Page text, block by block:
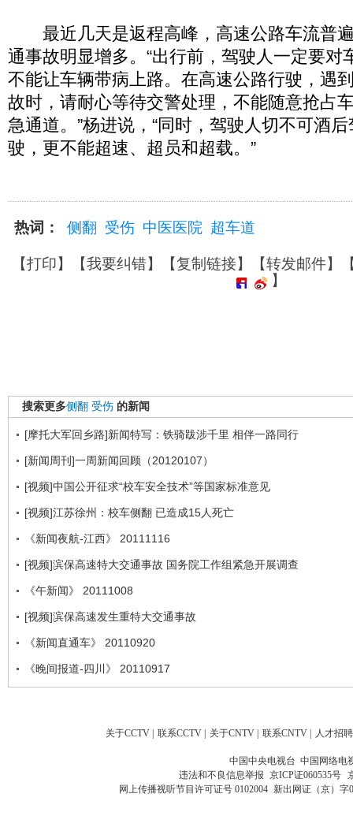
最近几天是返程高峰，高速公路车流普
通事故明显增多。“出行前，驾驶人一定要对
不能让车辆带病上路。在高速公路行驶，遇
故时，请耐心等待交警处理，不能随意抢占
急通道。”杨进说，“同时，驾驶人切不可酒
驶，更不能超速、超员和超载。”
热词： 侧翻 受伤 中医医院 超车道
【打印】【我要纠错】【复制链接】【转发邮件】
】
搜索更多侧翻 受伤 的新闻
[摩托大军回乡路]新闻特写：铁骑跋涉千里 相伴一路同行
[新闻周刊]一周新闻回顾（20120107）
[视频]中国公开征求“校车安全技术”等国家标准意见
[视频]江苏徐州：校车侧翻 已造成15人死亡
《新闻夜航-江西》 20111116
[视频]滨保高速特大交通事故 国务院工作组紧急开展调查
《午新闻》 20111008
[视频]滨保高速发生重特大交通事故
《新闻直通车》 20110920
《晚间报道-四川》 20110917
关于CCTV | 联系CCTV | 关于CNTV | 联系CNTV | 人才招聘
中国中央电视台 中国网络电
违法和不良信息举报 京ICP证060535号
网上传播视听节目许可证号 0102004 新出网证（京）